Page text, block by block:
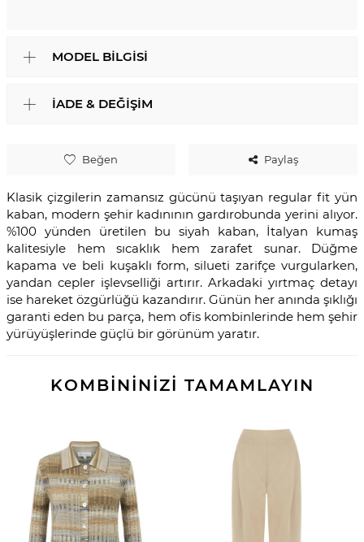
Beğen Paylaş
Klasik çizgilerin zamansız gücünü taşıyan regular fit yün
kaban, modern şehir kadınının gardırobunda yerini alıyor.
%100 yünden üretilen bu siyah kaban, İtalyan kumaş
kalitesiyle hem sıcaklık hem zarafet sunar. Düğme
kapama ve beli kuşaklı form, silueti zarifçe vurgularken,
yandan cepler işlevselliği artırır. Arkadaki yırtmaç detayı
ise hareket özgürlüğü kazandırır. Günün her anında şıklığı
garanti eden bu parça, hem ofis kombinlerinde hem şehir
yürüyüşlerinde güçlü bir görünüm yaratır.
MODEL BILGISI
İADE & DEĞIŞIM
KOMBİNİNİZİ TAMAMLAYIN